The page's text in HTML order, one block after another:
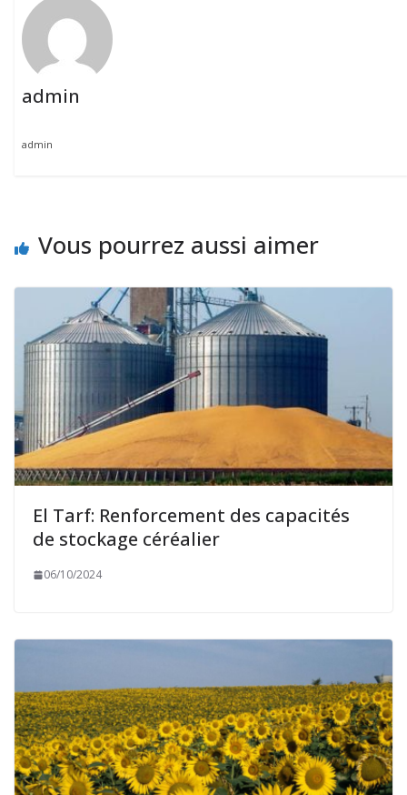
admin
admin
Vous pourrez aussi aimer
El Tarf: Renforcement des capacités
de stockage céréalier
06/10/2024